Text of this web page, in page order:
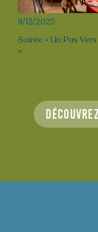
9/12/2025
Soirée « Un Pas
»